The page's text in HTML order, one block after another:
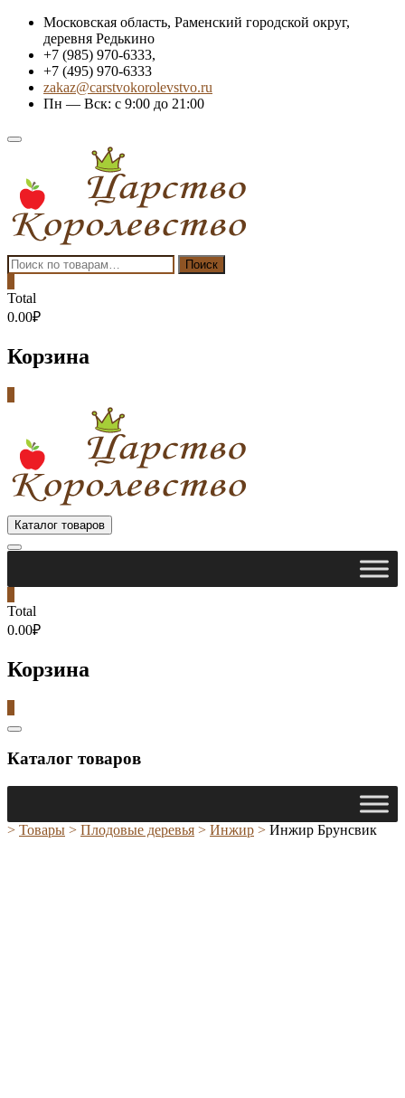
Skip
content
Московская область, Раменский городской округ,
деревня Редькино
+7 (985) 970-6333,
+7 (495) 970-6333
zakaz@carstvokorolevstvo.ru
Пн — Вск: с 9:00 до 21:00
Topbar
Искать: Поиск
Total
0.00₽
Корзина
Каталог товаров
Total
0.00₽
Корзина
Catalog
Каталог товаров
> Товары > Плодовые деревья > Инжир > Инжир Брунсвик